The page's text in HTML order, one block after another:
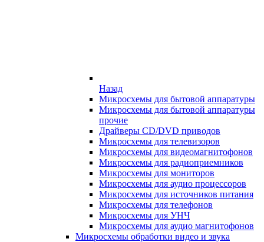
Назад
Микросхемы для бытовой аппаратуры
Микросхемы для бытовой аппаратуры
прочие
Драйверы CD/DVD приводов
Микросхемы для телевизоров
Микросхемы для видеомагнитофонов
Микросхемы для радиоприемников
Микросхемы для мониторов
Микросхемы для аудио процессоров
Микросхемы для источников питания
Микросхемы для телефонов
Микросхемы для УНЧ
Микросхемы для аудио магнитофонов
Микросхемы обработки видео и звука